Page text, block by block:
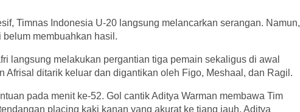
Timnas Indonesia U-20 langsung melancarkan serangan. Namun,
membuahkan hasil.
langsung melakukan pergantian tiga pemain sekaligus di awal
Afrisal ditarik keluar dan digantikan oleh Figo, Meshaal, dan Ragil.
pada menit ke-52. Gol cantik Aditya Warman membawa Tim
placing kaki kanan yang akurat ke tiang jauh, Aditya